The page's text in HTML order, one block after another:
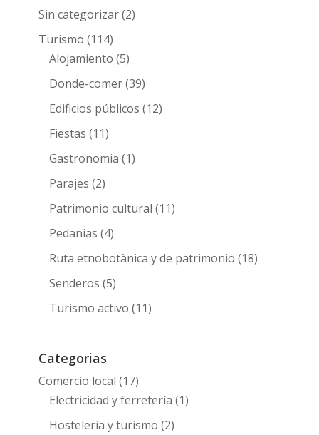
Sin categorizar(2)
Turismo (114)
Alojamiento (5)
Donde-comer(39)
Edificios públicos (12)
Fiestas (11)
Gastronomia (1)
Parajes (2)
Patrimonio cultural (11)
Pedanias (4)
Ruta etnobotànica y de patrimonio (18)
Senderos (5)
Turismo activo (11)
Categorias
Comercio local (17)
Electricidad y ferretería (1)
Hosteleria y turismo (2)